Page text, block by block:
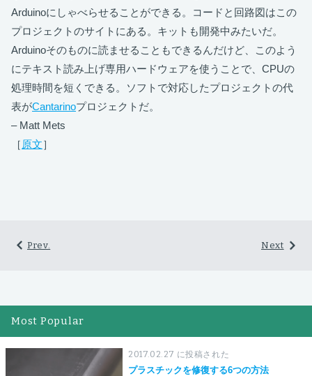
Arduinoにしゃべらせることができる。コードと回路図はこの
プロジェクトのサイトにある。キットも開発中みたいだ。
Arduinoそのものに読ませることもできるんだけど、このよう
にテキスト読み上げ専用ハードウェアを使うことで、CPUの
処理時間を短くできる。ソフトで対応したプロジェクトの代
表がCantarinoプロジェクトだ。
– Matt Mets
［ 原文］
Next
Prev.
Most Popular
2017.02.27 に投稿された
プラスチックを修復する6つの方法